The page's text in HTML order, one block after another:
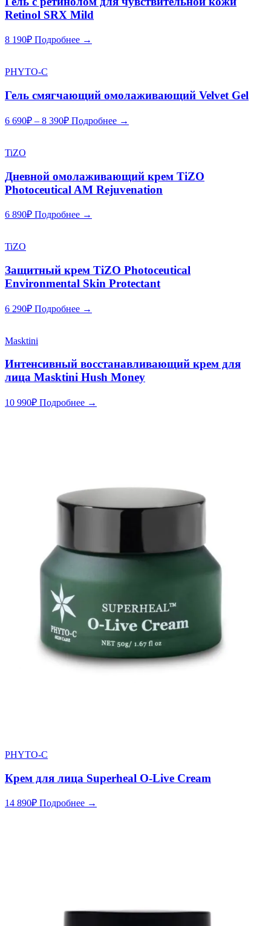
Retinol SRX Mild
8 190₽ Подробнее →
PHYTO-C
Гель смягчающий омолаживающий Velvet Gel
6 690₽ – 8 390₽ Подробнее →
TiZO
Дневной омолаживающий крем TiZO
Photoceutical AM Rejuvenation
6 890₽ Подробнее →
TiZO
Защитный крем TiZO Photoceutical
Environmental Skin Protectant
6 290₽ Подробнее →
Masktini
Интенсивный восстанавливающий крем для
лица Masktini Hush Money
10 990₽ Подробнее →
PHYTO-C
Крем для лица Superheal O-Live Cream
14 890₽ Подробнее →